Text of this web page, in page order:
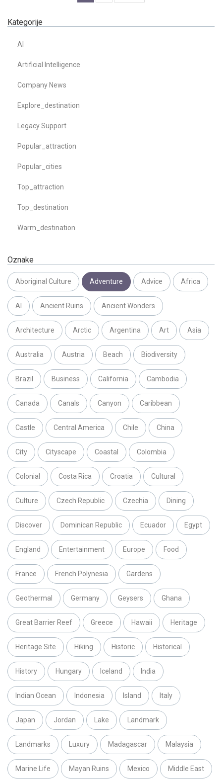
Kategorije
AI
Artificial Intelligence
Company News
Explore_destination
Legacy Support
Popular_attraction
Popular_cities
Top_attraction
Top_destination
Warm_destination
Oznake
Aboriginal Culture Adventure Advice Africa
AI Ancient Ruins Ancient Wonders
Architecture Arctic Argentina Art Asia
Australia Austria Beach Biodiversity
Brazil Business California Cambodia
Canada Canals Canyon Caribbean
Castle Central America Chile China
City Cityscape Coastal Colombia
Colonial Costa Rica Croatia Cultural
Culture Czech Republic Czechia Dining
Discover Dominican Republic Ecuador Egypt
England Entertainment Europe Food
France French Polynesia Gardens
Geothermal Germany Geysers Ghana
Great Barrier Reef Greece Hawaii Heritage
Heritage Site Hiking Historic Historical
History Hungary Iceland India
Indian Ocean Indonesia Island Italy
Japan Jordan Lake Landmark
Landmarks Luxury Madagascar Malaysia
Marine Life Mayan Ruins Mexico Middle East